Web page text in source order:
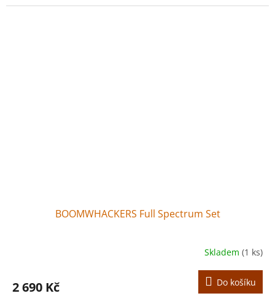
BOOMWHACKERS Full Spectrum Set
Skladem (1 ks)
2 690 Kč Do košíku